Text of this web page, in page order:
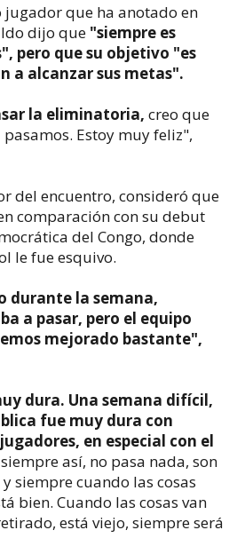
jugador que ha anotado en
dijo que "siempre es
pero que su objetivo "es
a alcanzar sus metas".
la eliminatoria, creo que
Estoy muy feliz",
del encuentro, consideró que
comparación con su debut
del Congo, donde
le fue esquivo.
durante la semana,
a pasar, pero el equipo
mejorado bastante",
dura. Una semana difícil,
fue muy dura con
en especial con el
siempre así, no pasa nada, son
siempre cuando las cosas
bien. Cuando las cosas van
está viejo, siempre será